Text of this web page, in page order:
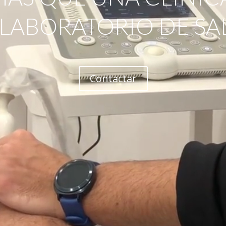
DE
Contactar